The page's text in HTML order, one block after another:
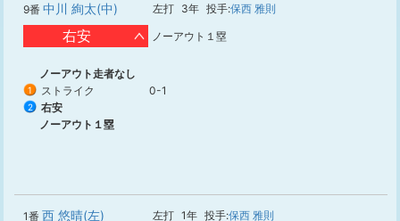
9番 中川 絢太(中) 左打 3年 投手:保西 雅則
右安 ノーアウト１塁
ノーアウト走者なし
1 ストライク 0-1
2
右安
ノーアウト１塁
1番 西 悠晴(左) 左打 1年 投手:保西 雅則